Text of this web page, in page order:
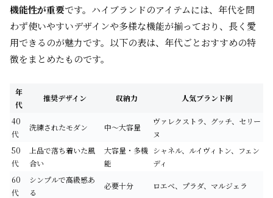
機能性が重要です。ハイブランドのアイテムには、年代を問
わず使いやすいデザインや多様な機能が揃っており、長く愛
用できるのが魅力です。以下の表は、年代ごとおすすめの特
徴をまとめたものです。
年
代
推奨デザイン 収納力 人気ブランド例
40
代
洗練されたモダン 中～大容量
ヴァレクストラ、グッチ、セリー
ヌ
50
代
上品で落ち着いた風
合い
大容量・多機
能
シャネル、ルイヴィトン、フェン
ディ
60
代
シンプルで高級感あ
る
必要十分 ロエベ、プラダ、マルジェラ